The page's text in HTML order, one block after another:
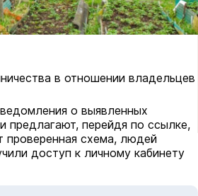
в отношении владельцев
о выявленных
предлагают, перейдя по ссылке,
проверенная схема, людей
доступ к личному кабинету